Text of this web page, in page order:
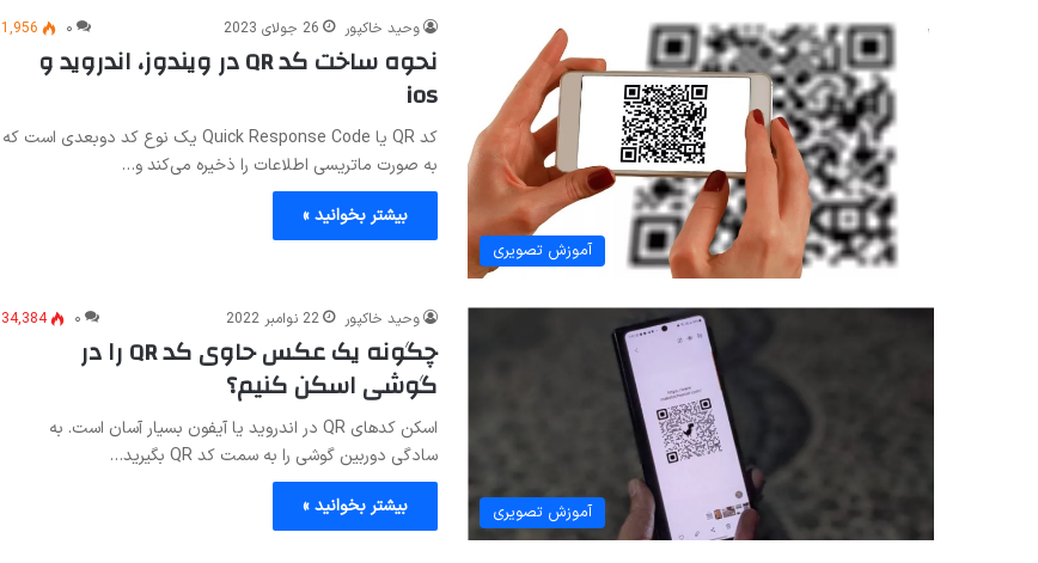
آموزش تصویری
وحید خاکپور 26 جولای 2023 ۰ 1,956
نحوه ساخت کد QR در ویندوز، اندروید و
ios
کد QR یا Quick Response Code یک نوع کد دوبعدی است که
به صورت ماتریسی اطلاعات را ذخیره می‌کند و…
بیشتر بخوانید »
آموزش تصویری
وحید خاکپور 22 نوامبر 2022 ۰ 34,384
چگونه یک عکس حاوی کد QR را در
گوشی اسکن کنیم؟
اسکن کدهای QR در اندروید یا آیفون بسیار آسان است. به
سادگی دوربین گوشی را به سمت کد QR بگیرید…
بیشتر بخوانید »